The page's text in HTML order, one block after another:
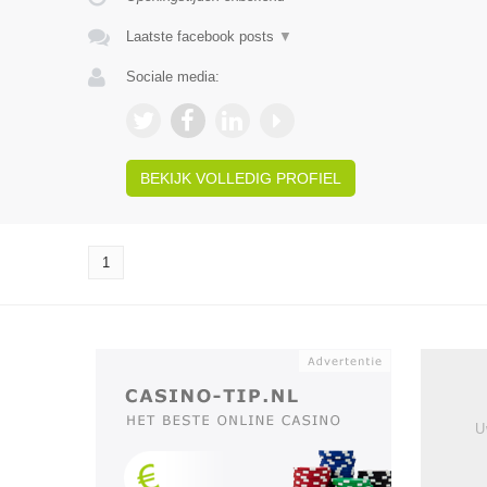
Laatste facebook posts ▼
Sociale media:
BEKIJK VOLLEDIG PROFIEL
1